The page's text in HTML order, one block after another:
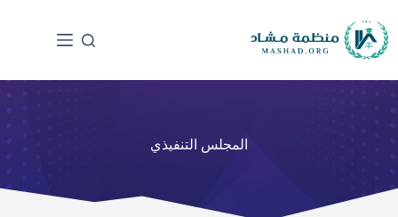
المجلس التنفيذي